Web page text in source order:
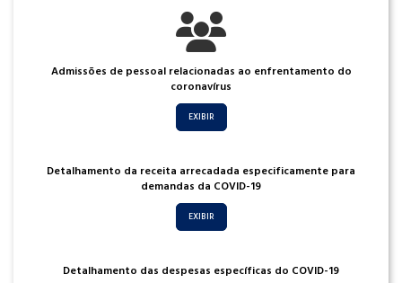
Admissões de pessoal relacionadas ao enfrentamento do
coronavírus
EXIBIR
Detalhamento da receita arrecadada especificamente para
demandas da COVID-19
EXIBIR
Detalhamento das despesas específicas do COVID-19